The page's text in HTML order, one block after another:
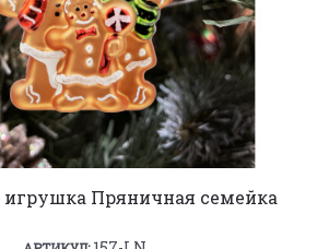
игрушка Пряничная семейка